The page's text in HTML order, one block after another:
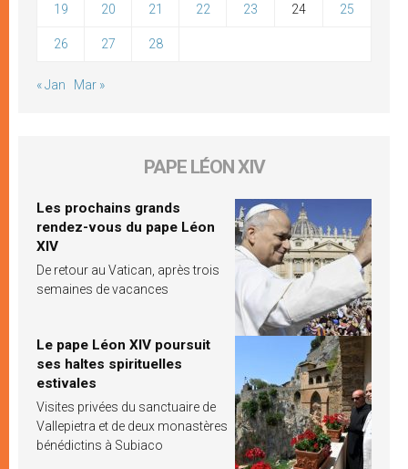
19 20 21 22 23 24 25
26 27 28
« Jan Mar »
PAPE LÉON XIV
Les prochains grands
rendez-vous du pape Léon
XIV
De retour au Vatican, après trois
semaines de vacances
Le pape Léon XIV poursuit
ses haltes spirituelles
estivales
Visites privées du sanctuaire de
Vallepietra et de deux monastères
bénédictins à Subiaco